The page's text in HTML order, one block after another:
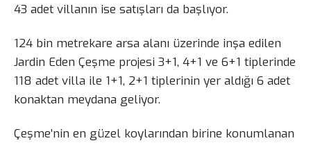
43 adet villanın ise satışları da başlıyor.
124 bin metrekare arsa alanı üzerinde inşa edilen
Jardin Eden Çeşme projesi 3+1, 4+1 ve 6+1 tiplerinde
118 adet villa ile 1+1, 2+1 tiplerinin yer aldığı 6 adet
konaktan meydana geliyor.
Çeşme’nin en güzel koylarından birine konumlanan